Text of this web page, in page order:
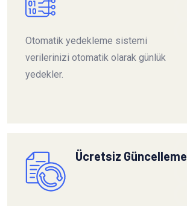
Otomatik yedekleme sistemi
verilerinizi otomatik olarak günlük
yedekler.
Ücretsiz Güncelleme